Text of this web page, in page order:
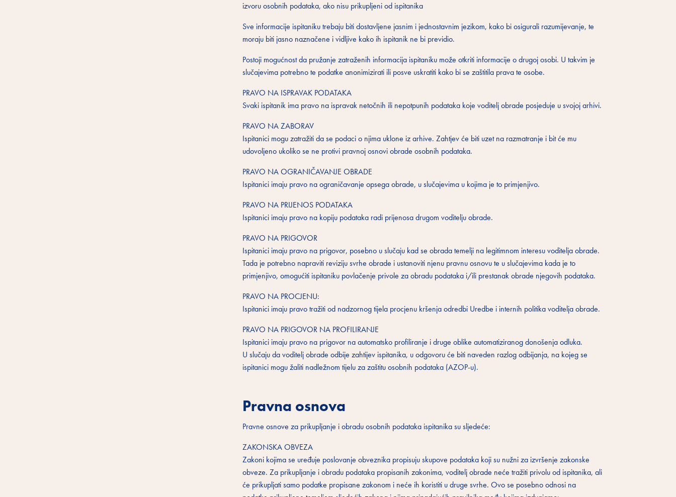
izvoru osobnih podataka, ako nisu prikupljeni od ispitanika
Sve informacije ispitaniku trebaju biti dostavljene jasnim i jednostavnim jezikom, kako bi osigurali razumijevanje, te
moraju biti jasno naznačene i vidljive kako ih ispitanik ne bi previdio.
Postoji mogućnost da pružanje zatraženih informacija ispitaniku može otkriti informacije o drugoj osobi. U takvim je
slučajevima potrebno te podatke anonimizirati ili posve uskratiti kako bi se zaštitila prava te osobe.
PRAVO NA ISPRAVAK PODATAKA
Svaki ispitanik ima pravo na ispravak netočnih ili nepotpunih podataka koje voditelj obrade posjeduje u svojoj arhivi.
PRAVO NA ZABORAV
Ispitanici mogu zatražiti da se podaci o njima uklone iz arhive. Zahtjev će biti uzet na razmatranje i bit će mu
udovoljeno ukoliko se ne protivi pravnoj osnovi obrade osobnih podataka.
PRAVO NA OGRANIČAVANJE OBRADE
Ispitanici imaju pravo na ograničavanje opsega obrade, u slučajevima u kojima je to primjenjivo.
PRAVO NA PRIJENOS PODATAKA
Ispitanici imaju pravo na kopiju podataka radi prijenosa drugom voditelju obrade.
PRAVO NA PRIGOVOR
Ispitanici imaju pravo na prigovor, posebno u slučaju kad se obrada temelji na legitimnom interesu voditelja obrade.
Tada je potrebno napraviti reviziju svrhe obrade i ustanoviti njenu pravnu osnovu te u slučajevima kada je to
primjenjivo, omogućiti ispitaniku povlačenje privole za obradu podataka i/ili prestanak obrade njegovih podataka.
PRAVO NA PROCJENU:
Ispitanici imaju pravo tražiti od nadzornog tijela procjenu kršenja odredbi Uredbe i internih politika voditelja obrade.
PRAVO NA PRIGOVOR NA PROFILIRANJE
Ispitanici imaju pravo na prigovor na automatsko profiliranje i druge oblike automatiziranog donošenja odluka.
U slučaju da voditelj obrade odbije zahtijev ispitanika, u odgovoru će biti naveden razlog odbijanja, na kojeg se
ispitanici mogu žaliti nadležnom tijelu za zaštitu osobnih podataka (AZOP-u).
Pravna osnova
Pravne osnove za prikupljanje i obradu osobnih podataka ispitanika su sljedeće:
ZAKONSKA OBVEZA
Zakoni kojima se uređuje poslovanje obveznika propisuju skupove podataka koji su nužni za izvršenje zakonske
obveze. Za prikupljanje i obradu podataka propisanih zakonima, voditelj obrade neće tražiti privolu od ispitanika, ali
će prikupljati samo podatke propisane zakonom i neće ih koristiti u druge svrhe. Ovo se posebno odnosi na